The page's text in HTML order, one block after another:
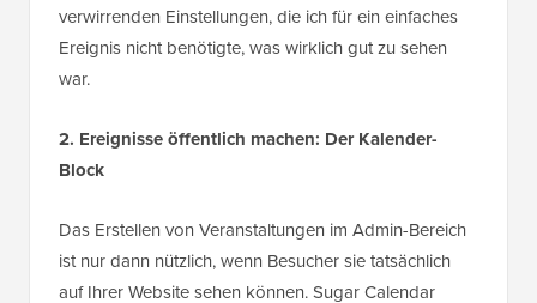
verwirrenden Einstellungen, die ich für ein einfaches
Ereignis nicht benötigte, was wirklich gut zu sehen
war.
2. Ereignisse öffentlich machen: Der Kalender-
Block
Das Erstellen von Veranstaltungen im Admin-Bereich
ist nur dann nützlich, wenn Besucher sie tatsächlich
auf Ihrer Website sehen können. Sugar Calendar